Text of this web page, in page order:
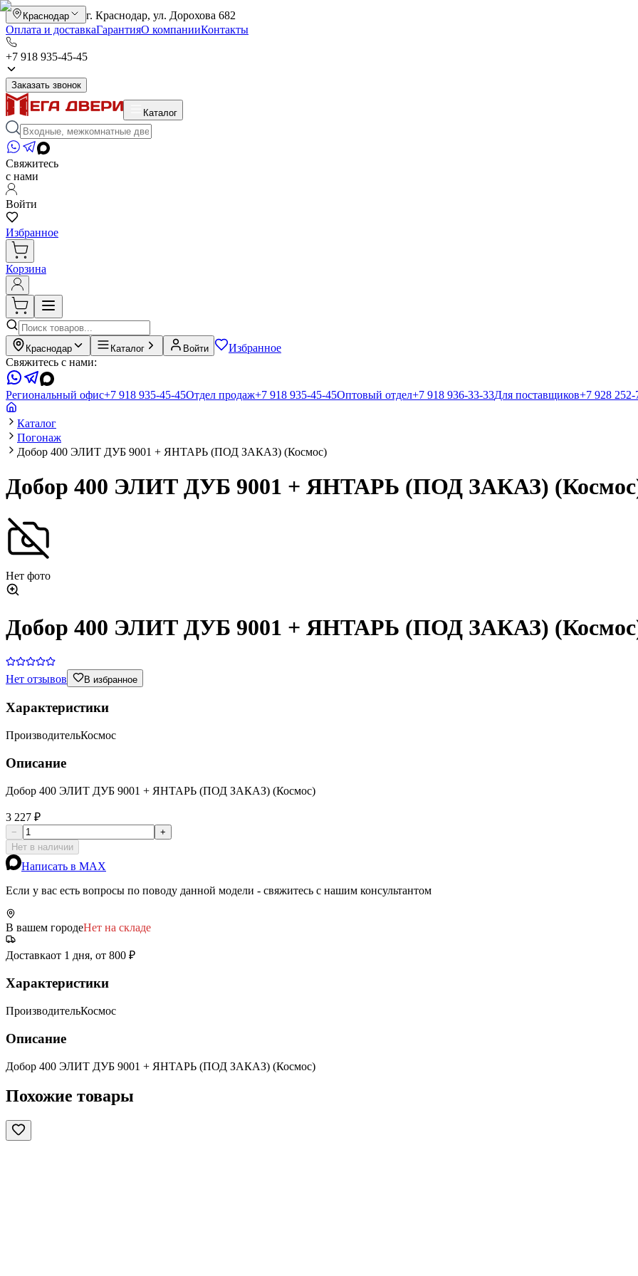
Краснодар
г. Краснодар, ул. Дорохова 682
Оплата и доставкаГарантияО компанииКонтакты
+7 918 935-45-45
Заказать звонок
Каталог
Свяжитесь
с нами
Войти
Избранное
Корзина
Краснодар Каталог Войти
Избранное
Свяжитесь с нами:
Региональный офис+7 918 935-45-45Отдел продаж+7 918 935-45-45Оптовый отдел+7 918 936-33-33Для поставщиков+7 928 252-
Каталог
Погонаж
Добор 400 ЭЛИТ ДУБ 9001 + ЯНТАРЬ (ПОД ЗАКАЗ) (Космос)
Добор 400 ЭЛИТ ДУБ 9001 + ЯНТАРЬ (ПОД ЗАКАЗ)
Нет фото
Добор 400 ЭЛИТ ДУБ 9001 + ЯНТАРЬ (ПОД ЗАКАЗ)
Нет отзывов В избранное
Характеристики
ПроизводительКосмос
Описание
Добор 400 ЭЛИТ ДУБ 9001 + ЯНТАРЬ (ПОД ЗАКАЗ) (Космос)
3 227 ₽
−
+
Нет в наличии
Написать в MAX
Если у вас есть вопросы по поводу данной модели - свяжитесь с нашим консультантом
В вашем городеНет на складе
Доставкаот 1 дня, от 800 ₽
Характеристики
ПроизводительКосмос
Описание
Добор 400 ЭЛИТ ДУБ 9001 + ЯНТАРЬ (ПОД ЗАКАЗ) (Космос)
Похожие товары